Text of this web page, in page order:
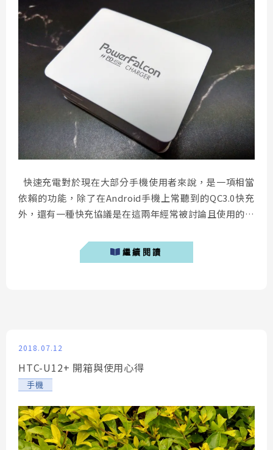
快速充電對於現在大部分手機使用者來說，是一項相當
依賴的功能，除了在Android手機上常聽到的QC3.0快充
外，還有一種快充協議是在這兩年經常被討論且使用的，
充電有幾項優點，首先是充電不受限於任何廠牌，例如開
頭所提到的QC充電(Quick Charge)僅只能使用在搭載高
繼續閱讀
2018.07.12
HTC-U12+ 開箱與使用心得
手機